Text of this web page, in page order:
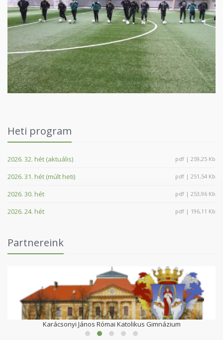
Heti program
2026. 32. hét (aktuális) pdf | 259,25 Kb
2026. 31. hét (múlt heti) pdf | 251,54 Kb
2026. 30. hét pdf | 253,96 Kb
2026. 24. hét pdf | 196,11 Kb
Partnereink
Karácsonyi János Római Katolikus Gimnázium